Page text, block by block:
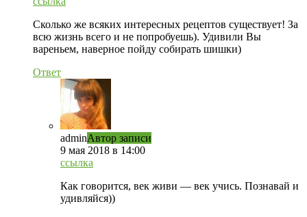
Сколько же всяких интересных рецептов существует! За
всю жизнь всего и не попробуешь). Удивили Вы
вареньем, наверное пойду собирать шишки)
Ответ
adminАвтор записи
9 мая 2018 в 14:00
ссылка
Как говорится, век живи — век учись. Познавай и
удивляйся))